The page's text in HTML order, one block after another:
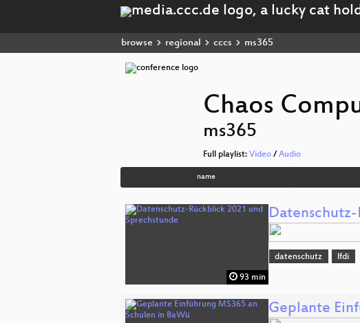
browse regional cccs ms365
Chaos
ms365
Full playlist: Video / Audio
name
93 min
datenschutz lfdi
Geplante